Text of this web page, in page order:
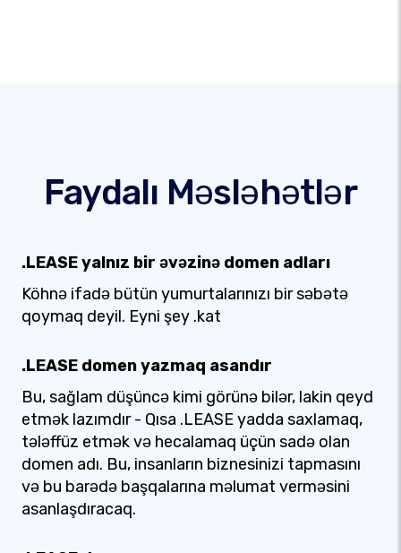
Faydalı Məsləhətlər
.LEASE yalnız bir əvəzinə domen adları
Köhnə ifadə bütün yumurtalarınızı bir səbətə
qoymaq deyil. Eyni şey .kat
.LEASE domen yazmaq asandır
Bu, sağlam düşüncə kimi görünə bilər, lakin qeyd
etmək lazımdır - Qısa .LEASE yadda saxlamaq,
tələffüz etmək və hecalamaq üçün sadə olan
domen adı. Bu, insanların biznesinizi tapmasını
və bu barədə başqalarına məlumat verməsini
asanlaşdıracaq.